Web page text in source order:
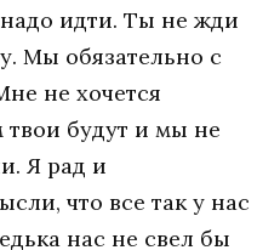
идти. Ты не жди
Мы обязательно с
не хочется
твои будут и мы не
Я рад и
что все так у нас
нас не свел бы